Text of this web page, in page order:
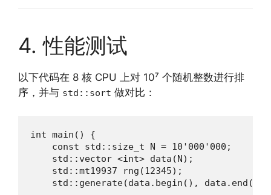
4. 性能测试
以下代码在 8 核 CPU 上对 10⁷ 个随机整数进行排
序，并与 std::sort 做对比：
int main() {
    const std::size_t N = 10'000'000;
    std::vector <int> data(N);
    std::mt19937 rng(12345);
std::generate(data.begin(), data.end(),